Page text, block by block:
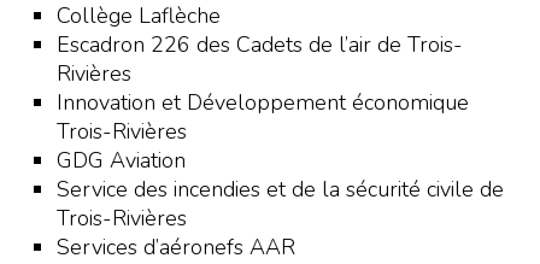
Collège Laflèche
Escadron 226 des Cadets de l’air de Trois-
Rivières
Innovation et Développement économique
Trois-Rivières
GDG Aviation
Service des incendies et de la sécurité civile de
Trois-Rivières
Services d’aéronefs AAR